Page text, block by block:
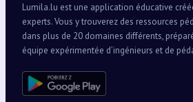
Lumila.lu est une application éducative
experts. Vous y trouverez des ressources
dans plus de 20 domaines différents,
équipe expérimentée d’ingénieurs et de